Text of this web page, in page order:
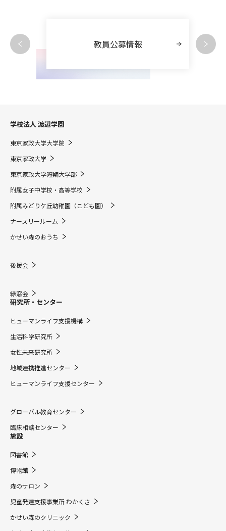
教員公募情報
学校法人 渡辺学園
東京家政大学大学院
東京家政大学
東京家政大学短期大学部
附属女子中学校・高等学校
附属みどりケ丘幼稚園（こども園）
ナースリールーム
かせい森のおうち
後援会
緑窓会
研究所・センター
ヒューマンライフ支援機構
生活科学研究所
女性未来研究所
地域連携推進センター
ヒューマンライフ支援センター
グローバル教育センター
臨床相談センター
施設
図書館
博物館
森のサロン
児童発達支援事業所 わかくさ
かせい森のクリニック